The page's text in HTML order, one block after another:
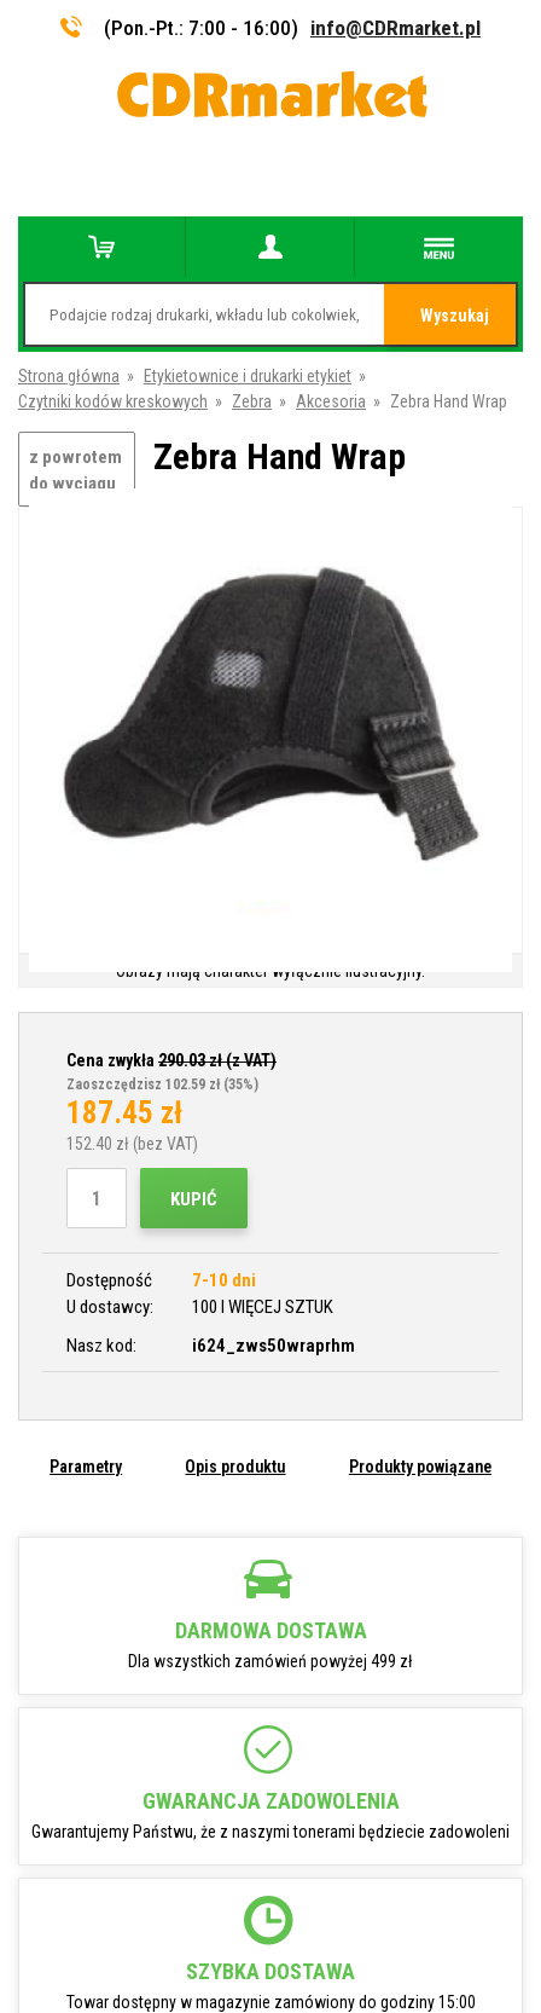
(Pon.-Pt.: 7:00 - 16:00) info@CDRmarket.pl
Wyszukaj
Strona główna » Etykietownice i drukarki etykiet »
Czytniki kodów kreskowych » Zebra » Akcesoria » Zebra Hand Wrap
z powrotem
do wyciągu
Zebra Hand Wrap
Obrazy mają charakter wyłącznie ilustracyjny.
Cena zwykła 290.03zł (z VAT)
Zaoszczędzisz 102.59 zł (35%)
187.45 zł
152.40 zł (bez VAT)
KUPIĆ
Dostępność
7-10 dni
U dostawcy:
100 I WIĘCEJ SZTUK
Nasz kod:
i624_zws50wraprhm
Parametry Opis produktu Produkty powiązane
DARMOWA DOSTAWA
Dla wszystkich zamówień powyżej 499 zł
GWARANCJA ZADOWOLENIA
Gwarantujemy Państwu, że z naszymi tonerami będziecie zadowoleni
SZYBKA DOSTAWA
Towar dostępny w magazynie zamówiony do godziny 15:00